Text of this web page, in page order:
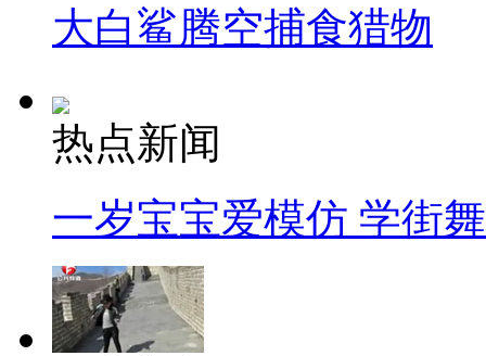
大白鲨腾空捕食猎物
热点新闻
一岁宝宝爱模仿 学街